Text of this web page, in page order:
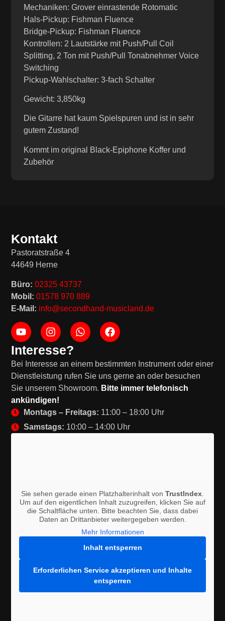
Mechaniken: Grover einrastende Rotomatic
Hals-Pickup: Fishman Fluence
Bridge-Pickup: Fishman Fluence
Kontrollen: 2 Lautstärke mit Push/Pull Coil
Splitting, 2 Ton mit Push/Pull Tonabnehmer Voice
Switching
Pickup-Wahlschalter: 3-fach Schalter
Gewicht: 3,850kg
Die Gitarre hat kaum Spielspuren und ist in sehr
gutem Zustand!
Kommt im original Black-Epiphone Koffer und
Zubehör
Kontakt
Pastoratstraße 4
44649 Herne
Büro: 02325 43737
Mobil: 01578 970 889
E-Mail: info@secondhand-musicland.de
Interesse?
Bei Interesse an einem bestimmten Instrument oder einer
Dienstleistung rufen Sie uns gerne an oder besuchen
Sie unserem Showroom. Bitte immer telefonisch
ankündigen!
Montags – Freitags: 11:00 – 18:00 Uhr
Samstags: 10:00 – 14:00 Uhr
Sie sehen gerade einen Platzhalterinhalt von TrustIndex
Um auf den eigentlichen Inhalt zuzugreifen, klicken Sie auf
die Schaltfläche unten. Bitte beachten Sie, dass dabei
Daten an Drittanbieter weitergegeben werden.
Mehr Informationen
Inhalt entsperren
Erforderlichen Service akzeptieren und Inhalte
entsperren